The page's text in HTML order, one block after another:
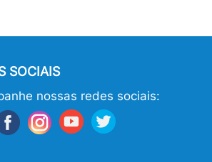
SOCIAIS
nossas redes sociais: